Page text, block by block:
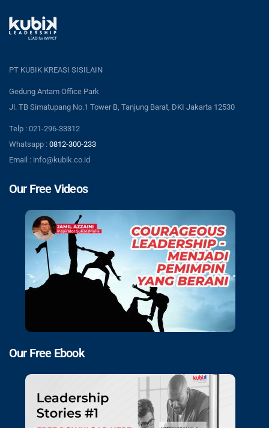
PT KUBIK KREASI SISILAIN
Gedung Antam Office Park
Jl. TB Simatupang No.1 Tower B, Tanjung Barat, DKI Jakarta 12530
Telp : 021-296-33312
Whatsapp : 0812-300-233
Email : info@kubik.co.id
Our Free Videos
Our Free Ebook